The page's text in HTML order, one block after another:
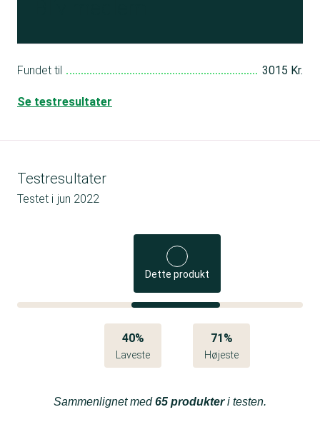
Fundet til 3015 Kr.
Se testresultater
Testresultater
Testet i jun 2022
Dette produkt
40%
Laveste
71%
Højeste
Sammenlignet med65 produkteri testen.